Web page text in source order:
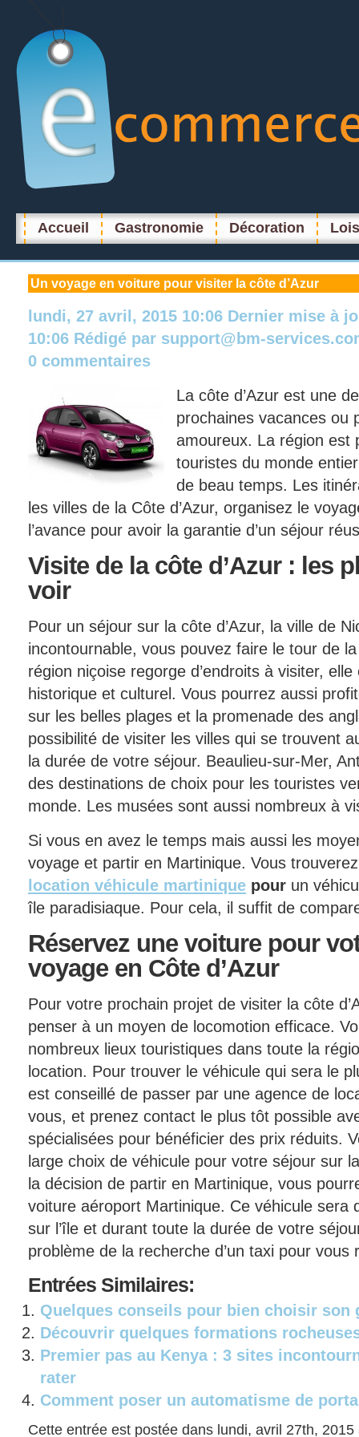
Accueil Gastronomie Décoration
Un voyage en voiture pour visiter la côte d’Azur
lundi, 27 avril, 2015 10:06 Dernier mise à
10:06 Rédigé par support@bm-
0 commentaires
La côte d’Azur est une
prochaines vacances ou
amoureux. La région est
touristes du monde
de beau temps. Les
les villes de la Côte d’Azur, organisez le
l’avance pour avoir la garantie d’un séjour
Visitede la côte d’Azur : les
voir
Pour un séjour sur la côte d’Azur, la ville de
incontournable, vous pouvez faire le tour de
région niçoise regorge d’endroits à visiter,
historique et culturel. Vous pourrez aussi
sur les belles plages et la promenade des
possibilité de visiter les villes qui se trouvent
la durée de votre séjour. Beaulieu-sur-Mer,
des destinations de choix pour les touristes
monde. Les musées sont aussi nombreux à
Si vous en avez le temps mais aussi les
voyage et partir en Martinique. Vous
location véhicule martinique pour un
île paradisiaque. Pour cela, il suffit de
Réservez une voiture pour
voyage en Côte d’Azur
Pour votre prochain projet de visiter la côte
penser à un moyen de locomotion efficace.
nombreux lieux touristiques dans toute la
location. Pour trouver le véhicule qui sera le
est conseillé de passer par une agence de
vous, et prenez contact le plus tôt possible
spécialisées pour bénéficier des prix réduits.
large choix de véhicule pour votre séjour sur
la décision de partir en Martinique, vous
voiture aéroport Martinique. Ce véhicule sera
sur l’île et durant toute la durée de votre
problème de la recherche d’un taxi pour
Entrées Similaires:
Quelques conseils pour bien choisir son
Découvrir quelques formations
Premier pas au Kenya : 3 sites
rater
Comment poser un automatisme de
Cette entrée est postée dans lundi, avril 27th,